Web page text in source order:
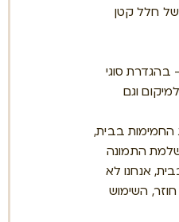
של חלל קטן
בהגדרת סוגי
וגם
החמימות בבית,
התמונה
אנחנו לא
השימוש